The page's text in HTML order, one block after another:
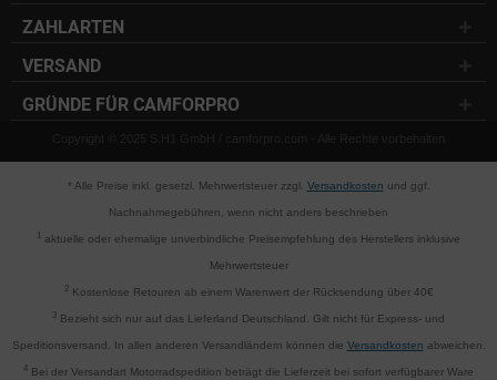
ZAHLARTEN
VERSAND
GRÜNDE FÜR CAMFORPRO
Copyright © 2025 S.H1 GmbH / camforpro.com - Alle Rechte vorbehalten
* Alle Preise inkl. gesetzl. Mehrwertsteuer zzgl. Versandkosten und ggf.
Nachnahmegebühren, wenn nicht anders beschrieben
aktuelle oder ehemalige unverbindliche Preisempfehlung des Herstellers inklusive
Mehrwertsteuer
2Kostenlose Retouren ab einem Warenwert der Rücksendung über 40€
3 Bezieht sich nur auf das Lieferland Deutschland. Gilt nicht für Express- und
Speditionsversand. In allen anderen Versandländern können die Versandkosten abweichen.
4 Bei der Versandart Motorradspedition beträgt die Lieferzeit bei sofort verfügbarer Ware